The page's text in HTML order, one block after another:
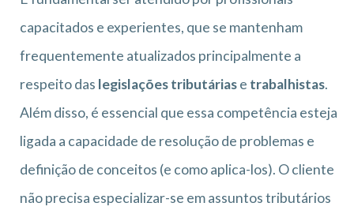
capacitados e experientes, que se mantenham
frequentemente atualizados principalmente a
respeito das legislações tributáriase trabalhistas.
Além disso, é essencial que essa competência esteja
ligada a capacidade de resolução de problemas e
definição de conceitos (e como aplica-los). O cliente
não precisa especializar-se em assuntos tributários